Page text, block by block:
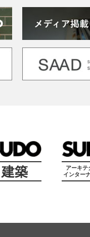
建築
アーキテ
インター